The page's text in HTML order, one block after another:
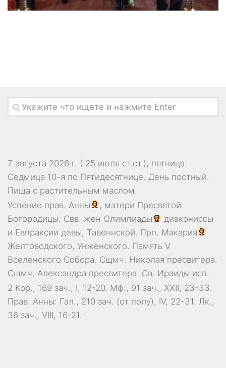
7 августа 2026 г. ( 25 июля ст.ст.), пятница.
Седмица 10-я по Пятидесятнице. День постный.
Пища с растительным маслом.
Успение прав. Анны
, матери Пресвятой
Богородицы. Свв. жен Олимпиады
диакониссы
и Евпраксии девы, Тавеннской. Прп. Макария
Желтоводского, Унженского. Память V
Вселенского Собора. Сщмч. Николая пресвитера.
Сщмч. Александра пресвитера. Св. Ираиды исп.
2 Кор., 169 зач., I, 12-20. Мф., 91 зач., XXII, 23-33.
Прав. Анны: Гал., 210 зач. (от полу́), IV, 22-31. Лк.,
36 зач., VIII, 16-21.